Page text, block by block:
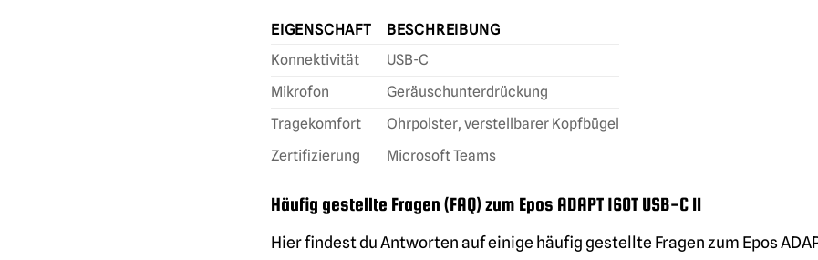
EIGENSCHAFT
BESCHREIBUNG
Konnektivität
USB-C
Mikrofon
Geräuschunterdrückung
Tragekomfort
Ohrpolster, verstellbarer Kopfbügel
Zertifizierung
Microsoft Teams
Häufig gestellte Fragen (FAQ) zum Epos ADAPT 160T USB-C II
Hier findest du Antworten auf einige häufig gestellte Fragen zum Epos